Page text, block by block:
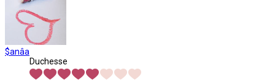
$anâa
Duchesse